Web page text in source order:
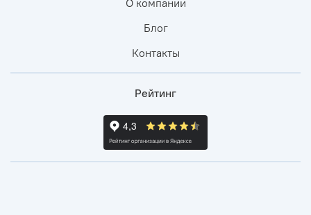
О компании
Блог
Контакты
Рейтинг